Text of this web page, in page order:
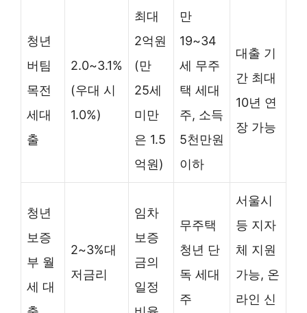
청년
버팀
목전
세대
출
2.0~3.1%
(우대 시
1.0%)
최대
2억원
(만
25세
미만
은 1.5
억원)
만
19~34
세 무주
택 세대
주, 소득
5천만원
이하
대출 기
간 최대
10년 연
장 가능
청년
보증
부 월
세 대
2~3%대
저금리
임차
보증
금의
일정
무주택
청년 단
독 세대
주
서울시
등 지자
체 지원
가능, 온
라인 신